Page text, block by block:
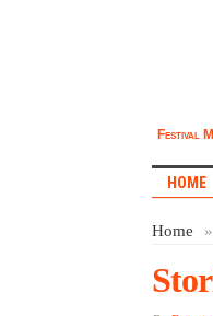
Festival
HOME
Home »